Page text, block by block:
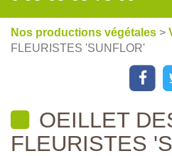
Nos productions végétales >
FLEURISTES 'SUNFLOR'
OEILLET
FLEURISTES